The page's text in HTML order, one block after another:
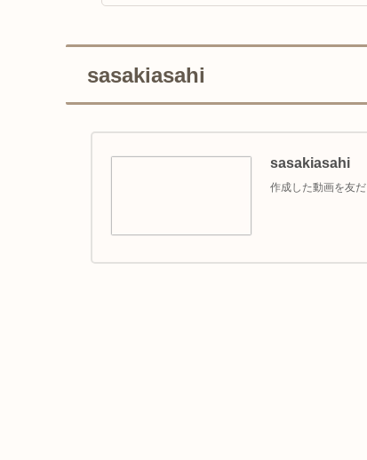
sasakiasahi
sasakiasahi
作成した動画を友